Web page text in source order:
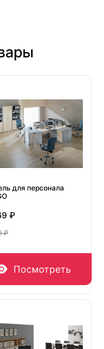
для персонала
₽
₽
Посмотреть